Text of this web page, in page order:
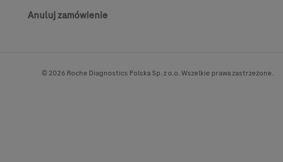
Anuluj zamówienie
© 2026 Roche Diagnostics Polska Sp. z o.o. Wszelkie prawa zastrzeżone.